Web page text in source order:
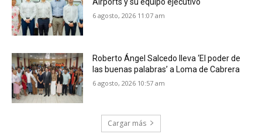
Airports y su equipo ejecutivo
6 agosto, 2026 11:07 am
Roberto Ángel Salcedo lleva ‘El poder de
las buenas palabras’ a Loma de Cabrera
6 agosto, 2026 10:57 am
Cargar más